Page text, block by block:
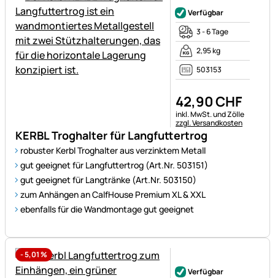
KERBL Troghalter für Langfuttertrog
robuster Kerbl Troghalter aus verzinktem Metall
gut geeignet für Langfuttertrog (Art.Nr. 503151)
gut geeignet für Langtränke (Art.Nr. 503150)
zum Anhängen an CalfHouse Premium XL & XXL
ebenfalls für die Wandmontage gut geeignet
Verfügbar
3 - 6 Tage
2,95 kg
503153
42,90CHF
Steuerhinweis:
inkl. MwSt. und Zölle
zzgl. Versandkosten
-5,01%
Verfügbar